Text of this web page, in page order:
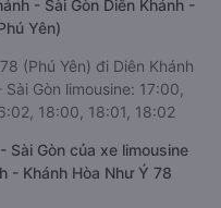
- Sài Gòn Diên Khánh -
Yên)
(Phú Yên) đi Diên Khánh
Gòn limousine: 17:00,
18:00, 18:01, 18:02
Sài Gòn của xe limousine
- Khánh Hòa Như Ý 78